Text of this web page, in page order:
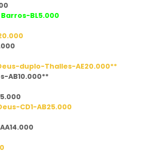
BL5.000
duplo-Thalles-AE20.000**
AB10.000**
CD1-AB25.000